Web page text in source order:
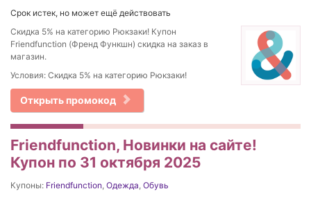
Срок истек, но может ещё действовать
Скидка 5% на категорию Рюкзаки! Купон
Friendfunction (Френд Функшн) скидка на заказ в
магазин.
Условия: Скидка 5% на категорию Рюкзаки!
Открыть промокод
Friendfunction, Новинки на сайте!
Купон по 31 октября 2025
Купоны: Friendfunction, Одежда, Обувь